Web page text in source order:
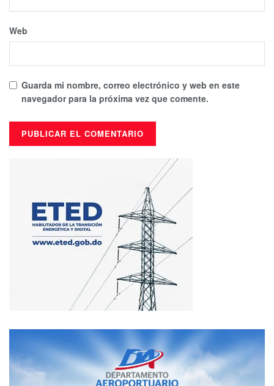
Web
Guarda mi nombre, correo electrónico y web en este
navegador para la próxima vez que comente.